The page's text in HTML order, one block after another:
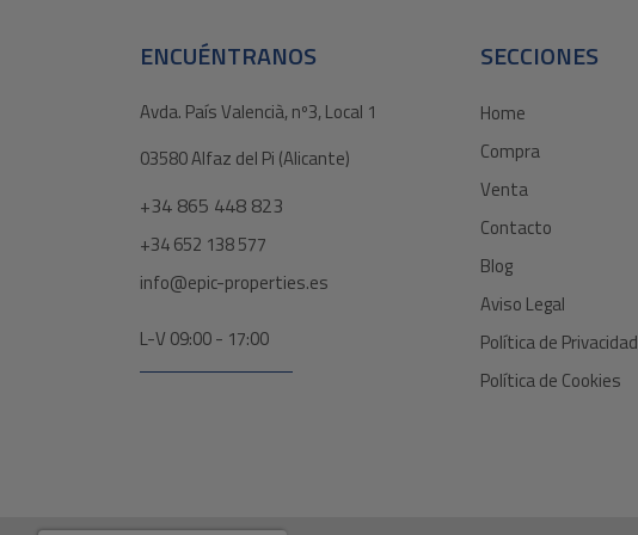
ENCUÉNTRANOS
Avda. País Valencià, nº3, Local 1
03580 Alfaz del Pi (Alicante)
+34 865 448 823
+34 652 138 577
info@epic-properties.es
L-V 09:00 - 17:00
SECCIONES
Home
Compra
Venta
Contacto
Blog
Aviso Legal
Política de Privacidad
Política de Cookies